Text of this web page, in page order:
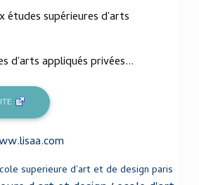
études supérieures d'arts
d'arts appliqués privées...
superieure d'art et de design paris